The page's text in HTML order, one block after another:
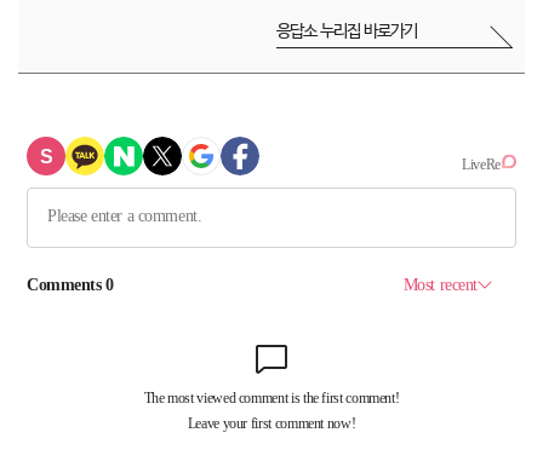
응답소 누리집 바로가기